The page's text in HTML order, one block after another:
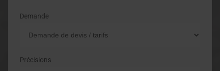
Demande
Précisions